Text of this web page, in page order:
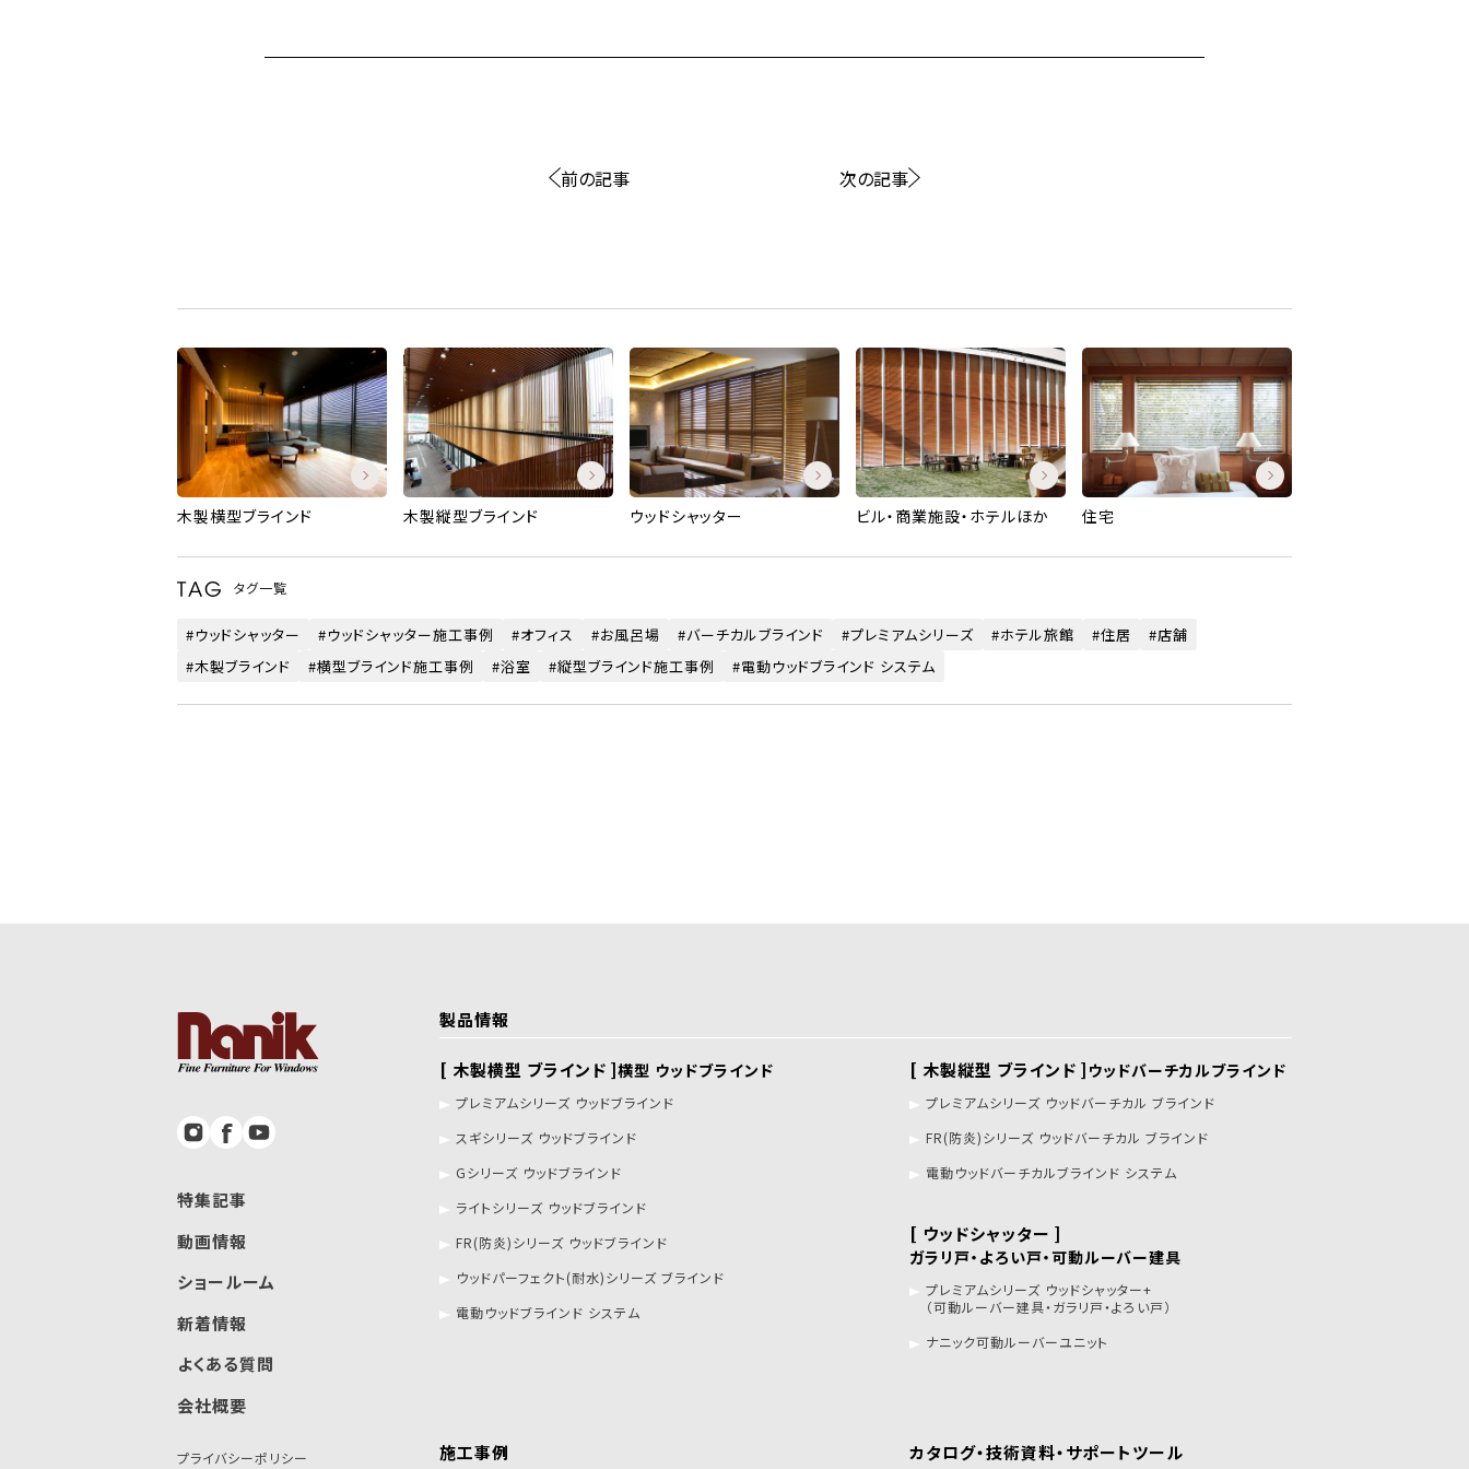
前の記事 次の記事
木製横型ブラインド 木製縦型ブラインド ウッドシャッター ビル・商業施設・ホテルほか 住宅
タグ一覧
ウッドシャッター ウッドシャッター施工事例 オフィス お風呂場 バーチカルブラインド プレミアムシリーズ ホテル旅館 住居
店舗
木製ブラインド
横型ブラインド施工事例 浴室 縦型ブラインド施工事例 電動ウッドブラインド システム
製品情報
[ 木製横型 ブラインド ]横型 ウッドブラインド
プレミアムシリーズ ウッドブラインド
スギシリーズ ウッドブラインド
Gシリーズ ウッドブラインド
ライトシリーズ ウッドブラインド
FR(防炎)シリーズ ウッドブラインド
ウッドパーフェクト(耐水)シリーズ ブラインド
電動ウッドブラインド システム
[ 木製縦型 ブラインド ] ウッドバーチカルブラインド
プレミアムシリーズ ウッドバーチカル ブラインド
FR(防炎)シリーズ ウッドバーチカル ブラインド
電動ウッドバーチカルブラインド システム
[ ウッドシャッター ]
ガラリ戸・よろい戸・可動ルーバー建具
プレミアムシリーズ ウッドシャッター+
（可動ルーバー建具・ガラリ戸・よろい戸）
ナニック可動ルーバーユニット
施工事例 カタログ・技術資料・サポートツール
特集記事
動画情報
ショールーム
新着情報
よくある質問
会社概要
プライバシーポリシー